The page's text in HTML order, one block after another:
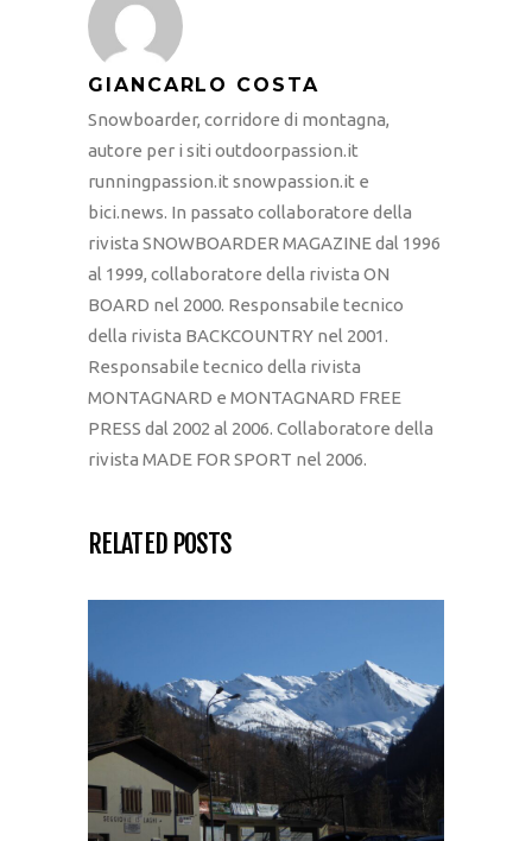
GIANCARLO COSTA
Snowboarder, corridore di montagna,
autore per i siti outdoorpassion.it
runningpassion.it snowpassion.it e
bici.news. In passato collaboratore della
rivista SNOWBOARDER MAGAZINE dal 1996
al 1999, collaboratore della rivista ON
BOARD nel 2000. Responsabile tecnico
della rivista BACKCOUNTRY nel 2001.
Responsabile tecnico della rivista
MONTAGNARD e MONTAGNARD FREE
PRESS dal 2002 al 2006. Collaboratore della
rivista MADE FOR SPORT nel 2006.
RELATED POSTS